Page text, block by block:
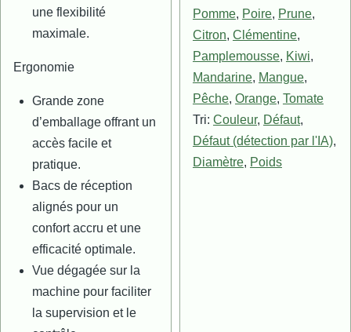
une flexibilité
maximale.
Ergonomie
Grande zone
d’emballage offrant un
accès facile et
pratique.
Bacs de réception
alignés pour un
confort accru et une
efficacité optimale.
Vue dégagée sur la
machine pour faciliter
la supervision et le
Pomme, Poire, Prune,
Citron, Clémentine,
Pamplemousse, Kiwi,
Mandarine, Mangue,
Pêche, Orange, Tomate
Tri: Couleur, Défaut,
Défaut (détection par l'IA),
Diamètre, Poids